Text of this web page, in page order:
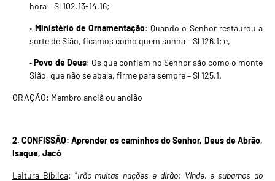
hora – Sl 102.13-14,16;
• Ministério de Ornamentação: Quando o Senhor restaurou a
sorte de Sião, ficamos como quem sonha – Sl 126.1; e,
•Povo de Deus: Os que confiam no Senhor são como o monte
Sião, que não se abala, firme para sempre – Sl 125.1.
ORAÇÃO: Membro anciã ou ancião
2. CONFISSÃO: Aprender os caminhos do Senhor, Deus de Abrão,
Isaque, Jacó
Leitura Bíblica: “Irão muitas nações e dirão: Vinde, e subamos ao